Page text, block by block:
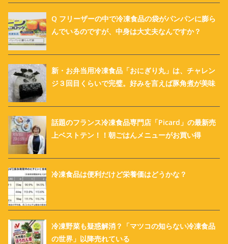
Q フリーザーの中で冷凍食品の袋がパンパンに膨ら
んでいるのですが、中身は大丈夫なんですか？
新・お弁当用冷凍食品「おにぎり丸」は、チャレン
ジ３回目くらいで完璧。好みを言えば豚角煮が美味
話題のフランス冷凍食品専門店「Picard」の最新売
上ベストテン！！朝ごはんメニューがお買い得
冷凍食品は便利だけど栄養価はどうかな？
冷凍野菜も疑惑解消？「マツコの知らない冷凍食品
の世界」以降売れている